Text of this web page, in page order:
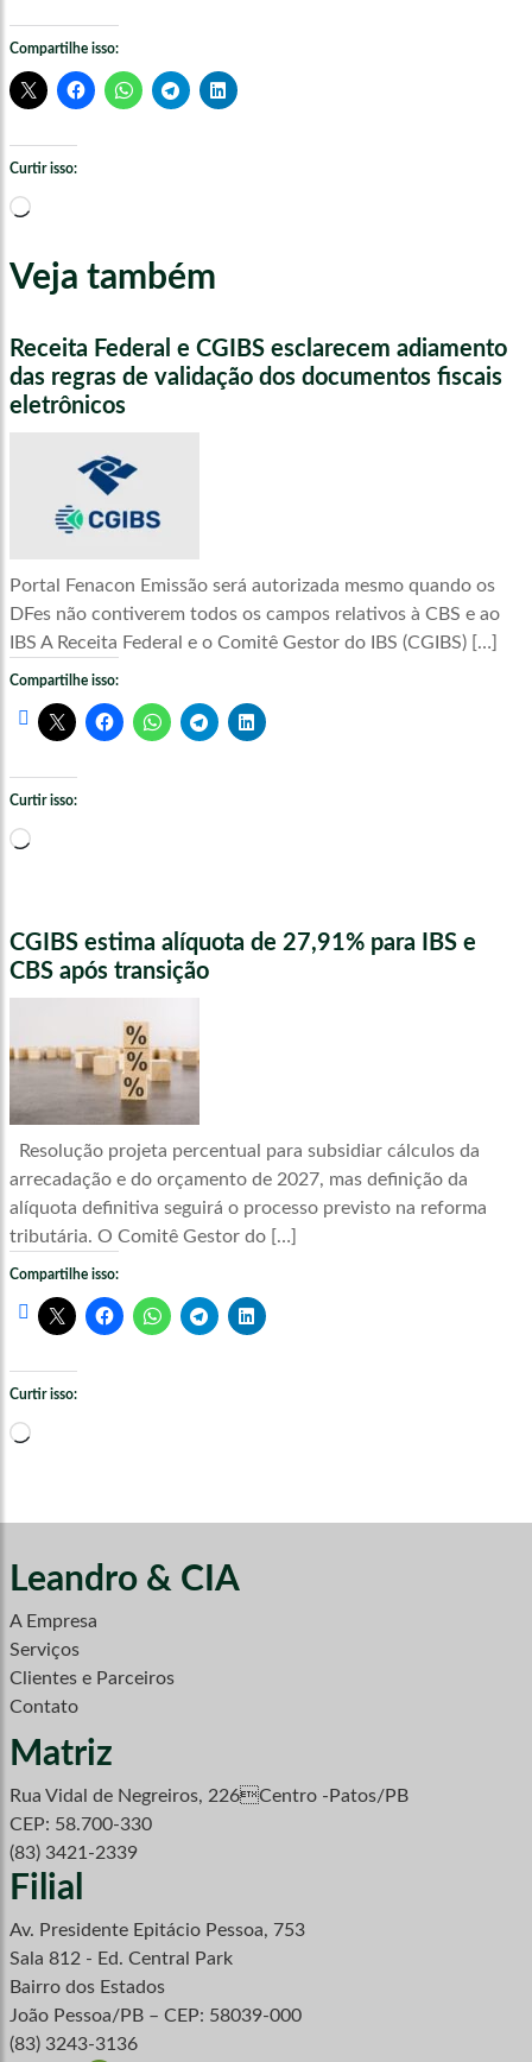
Compartilhe isso:
Curtir isso:
Carregando...
Veja também
Receita Federal e CGIBS esclarecem adiamento
das regras de validação dos documentos fiscais
eletrônicos
Portal Fenacon Emissão será autorizada mesmo quando os
DFes não contiverem todos os campos relativos à CBS e ao
IBS A Receita Federal e o Comitê Gestor do IBS (CGIBS) […]
Compartilhe isso:
Curtir isso:
Carregando...
CGIBS estima alíquota de 27,91% para IBS e
CBS após transição
Resolução projeta percentual para subsidiar cálculos da
arrecadação e do orçamento de 2027, mas definição da
alíquota definitiva seguirá o processo previsto na reforma
tributária. O Comitê Gestor do […]
Compartilhe isso:
Curtir isso:
Carregando...
Leandro & CIA
A Empresa
Serviços
Clientes e Parceiros
Contato
Matriz
Rua Vidal de Negreiros, 226Centro -Patos/PB
CEP: 58.700-330
(83) 3421-2339
Filial
Av. Presidente Epitácio Pessoa, 753
Sala 812 - Ed. Central Park
Bairro dos Estados
João Pessoa/PB – CEP: 58039-000
(83) 3243-3136